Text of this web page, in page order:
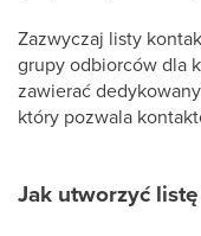
Zazwyczaj listy
grupy odbiorców dla
zawierać
który pozwala
Jak utworzyć